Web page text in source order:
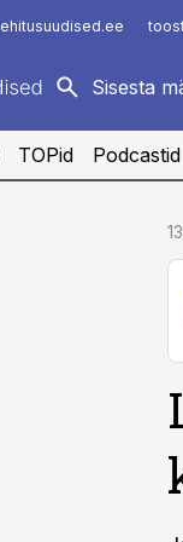
ehitusuudised.ee
TOPid Podcastid